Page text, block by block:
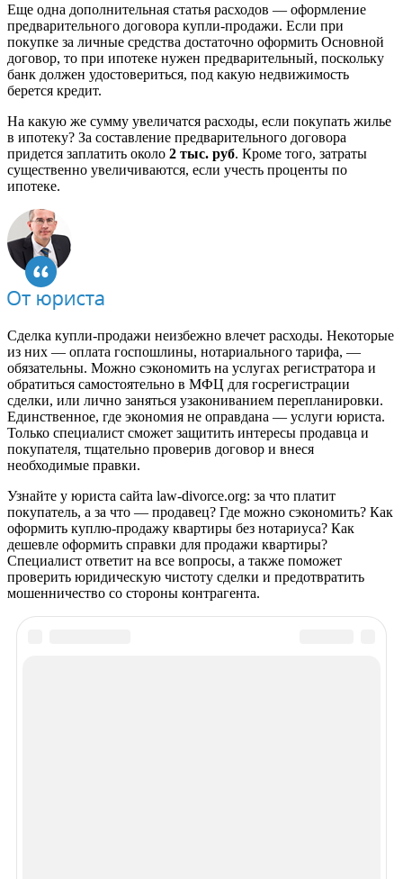
Еще одна дополнительная статья расходов — оформление
предварительного договора купли-продажи. Если при
покупке за личные средства достаточно оформить Основной
договор, то при ипотеке нужен предварительный, поскольку
банк должен удостовериться, под какую недвижимость
берется кредит.
На какую же сумму увеличатся расходы, если покупать жилье
в ипотеку? За составление предварительного договора
придется заплатить около 2 тыс. руб. Кроме того, затраты
существенно увеличиваются, если учесть проценты по
ипотеке.
Сделка купли-продажи неизбежно влечет расходы. Некоторые
из них — оплата госпошлины, нотариального тарифа, —
обязательны. Можно сэкономить на услугах регистратора и
обратиться самостоятельно в МФЦ для госрегистрации
сделки, или лично заняться узакониванием перепланировки.
Единственное, где экономия не оправдана — услуги юриста.
Только специалист сможет защитить интересы продавца и
покупателя, тщательно проверив договор и внеся
необходимые правки.
Узнайте у юриста сайта law-divorce.org: за что платит
покупатель, а за что — продавец? Где можно сэкономить? Как
оформить куплю-продажу квартиры без нотариуса? Как
дешевле оформить справки для продажи квартиры?
Специалист ответит на все вопросы, а также поможет
проверить юридическую чистоту сделки и предотвратить
мошенничество со стороны контрагента.